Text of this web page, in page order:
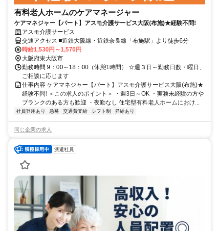
有料老人ホームのケアマネージャー
ケアマネジャー【パート】アスモ介護サービス大阪(布施)★経験不問!
アスモ介護サービス
交通アクセス ■近鉄大阪線・近鉄奈良線「布施駅」より徒歩6分
時給1,530円～1,570円
大阪府東大阪市
勤務時間 9：00～18：00（休憩1時間） ☆週３日～勤務日数・曜日、
ご相談に応じます
仕事内容 ケアマネジャー【パート】アスモ介護サービス大阪(布施)★
経験不問! ＜この求人のポイント＞ ・週3日～OK ・実務未経験の方や
ブランクのある方も歓迎 ・夜勤なし 住宅型有料老人ホームにおけ...
社員登用あり 急募 交通費支給 シフト制 昇給あり
同じ企業の求人
派遣社員